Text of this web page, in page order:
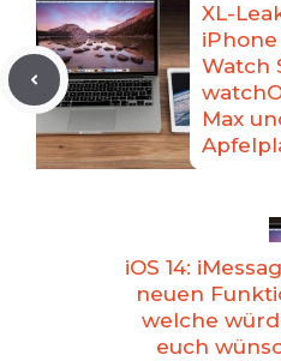
XL-
iPhone
Watch
Max
iOS 14:
neuen
welche
euch